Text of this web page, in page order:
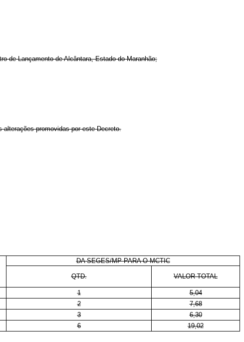
de Lançamento de Alcântara, Estado do Maranhão;
alterações promovidas por este Decreto.
DA SEGES/MP PARA O MCTIC
QTD. VALOR TOTAL
1
5,04
2
7,68
3
6,30
6 19,02